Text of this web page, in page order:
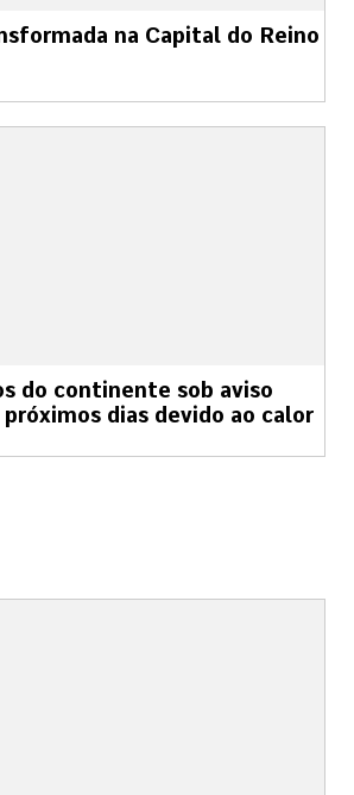
na Capital do Reino
do continente sob aviso
dias devido ao calor